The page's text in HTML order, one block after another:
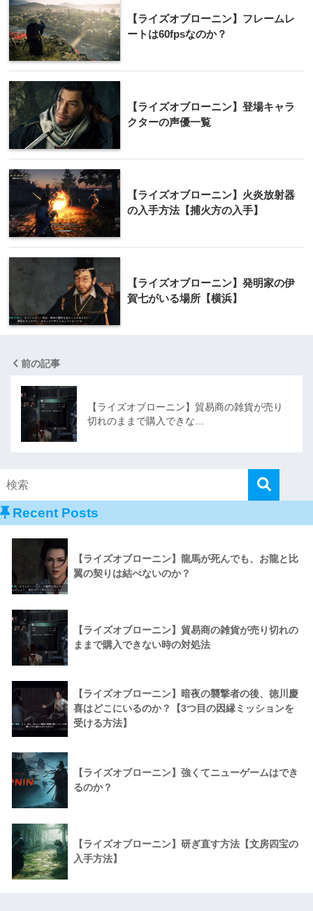
【ライズオブローニン】フレームレ
ートは60fpsなのか？
【ライズオブローニン】登場キャラ
クターの声優一覧
【ライズオブローニン】火炎放射器
の入手方法【捕火方の入手】
【ライズオブローニン】発明家の伊
賀七がいる場所【横浜】
前の記事
【ライズオブローニン】貿易商の雑貨が売り
切れのままで購入できな…
Recent Posts
【ライズオブローニン】龍馬が死んでも、お龍と比
翼の契りは結べないのか？
【ライズオブローニン】貿易商の雑貨が売り切れの
ままで購入できない時の対処法
【ライズオブローニン】暗夜の襲撃者の後、徳川慶
喜はどこにいるのか？【3つ目の因縁ミッションを
受ける方法】
【ライズオブローニン】強くてニューゲームはでき
るのか？
【ライズオブローニン】研ぎ直す方法【文房四宝の
入手方法】